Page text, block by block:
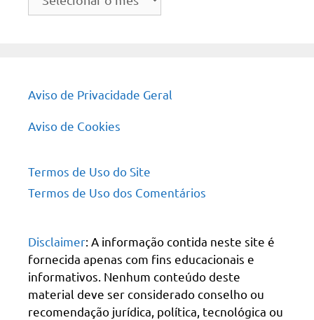
Aviso de Privacidade Geral
Aviso de Cookies
Termos de Uso do Site
Termos de Uso dos Comentários
Disclaimer: A informação contida neste site é
fornecida apenas com fins educacionais e
informativos. Nenhum conteúdo deste
material deve ser considerado conselho ou
recomendação jurídica, política, tecnológica ou